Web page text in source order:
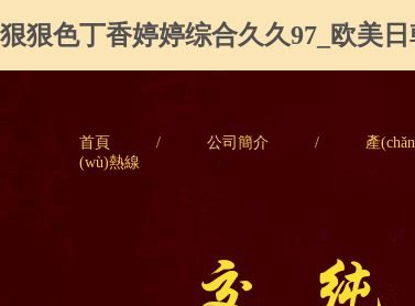
狠狠色丁香婷婷综合久久97_欧美
首頁 / 公司簡介 / 產
(wù)熱線